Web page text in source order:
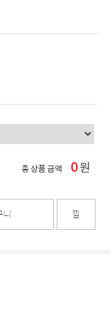
총 상품 금액 0원
니 찜